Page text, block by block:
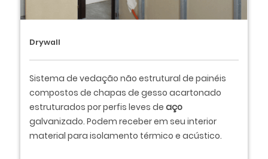
Drywall
Sistema de vedação não estrutural de painéis
compostos de chapas de gesso acartonado
estruturados por perfis leves deaço
galvanizado. Podem receber em seu interior
material para isolamento térmico e acústico.